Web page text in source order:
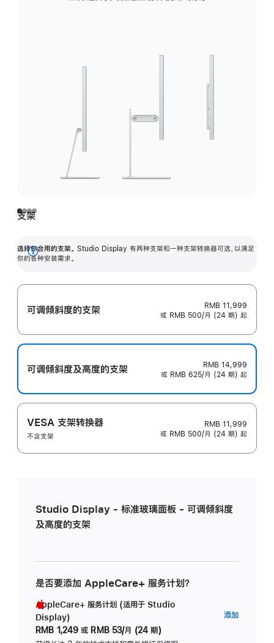
支架
选择你合用的支架。 Studio Display 有两种支架和一种支架转换器可选，以满足
你的各种安装需求。
展
可调倾斜度的支架
RMB 11,999
或 RMB 500/月 (24 期) 起
可调倾斜度及高‍度的支‍架
RMB 14,999
或 RMB 625/月 (24 期) 起
VESA 支架转换器
不含支架
RMB 11,999
或 RMB 500/月 (24 期) 起
Studio Display - 标准玻璃面板 - 可调倾斜度
及高度的支架
是否要添加 AppleCare+ 服务计划？
AppleCare+ 服务计划 (适用于 Studio
Display)
RMB 1,249 或 RMB 53/月 (24 期)
添加